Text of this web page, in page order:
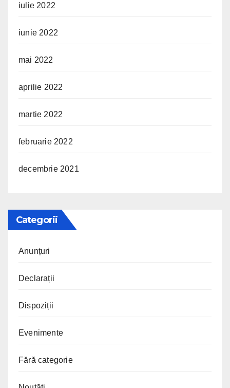
iulie 2022
iunie 2022
mai 2022
aprilie 2022
martie 2022
februarie 2022
decembrie 2021
Categorii
Anunțuri
Declarații
Dispoziții
Evenimente
Fără categorie